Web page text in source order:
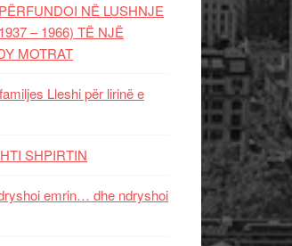
NË LUSHNJE
– 1966) TË NJË
MOTRAT
Lleshi për lirinë e
SHPIRTIN
emrin… dhe ndryshoi